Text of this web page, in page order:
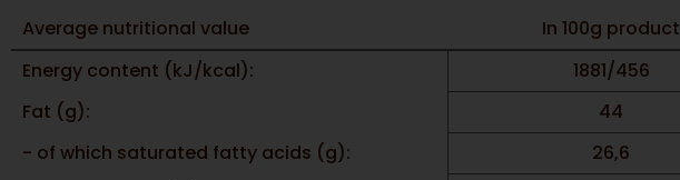
Average nutritional value In 100g product
Energy content (kJ/kcal):
1881/456
Fat (g):
44
- of which saturated fatty acids (g):
26,6